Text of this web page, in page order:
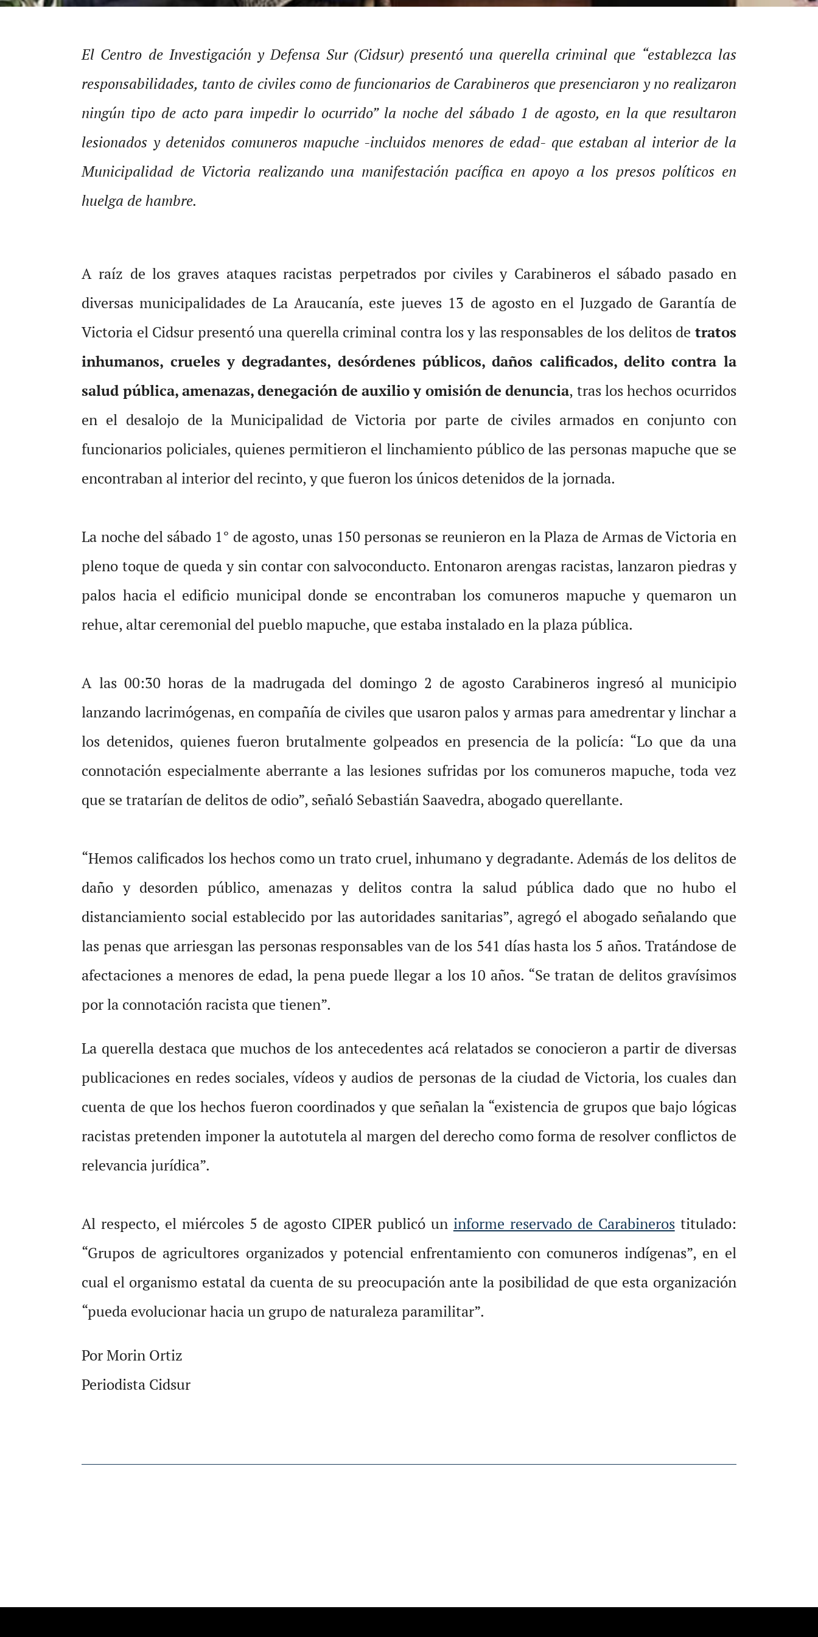
El Centro de Investigación y Defensa Sur (Cidsur) presentó una querella criminal que “establezca las
responsabilidades, tanto de civiles como de funcionarios de Carabineros que presenciaron y no realizaron
ningún tipo de acto para impedir lo ocurrido” la noche del sábado 1 de agosto, en la que resultaron
lesionados y detenidos comuneros mapuche -incluidos menores de edad- que estaban al interior de la
Municipalidad de Victoria realizando una manifestación pacífica en apoyo a los presos políticos en
huelga de hambre.
A raíz de los graves ataques racistas perpetrados por civiles y Carabineros el sábado pasado en
diversas municipalidades de La Araucanía, este jueves 13 de agosto en el Juzgado de Garantía de
Victoria el Cidsur presentó una querella criminal contra los y las responsables de los delitos de tratos
inhumanos, crueles y degradantes, desórdenes públicos, daños calificados, delito contra la
salud pública, amenazas, denegación de auxilio y omisión de denuncia, tras los hechos ocurridos
en el desalojo de la Municipalidad de Victoria por parte de civiles armados en conjunto con
funcionarios policiales, quienes permitieron el linchamiento público de las personas mapuche que se
encontraban al interior del recinto, y que fueron los únicos detenidos de la jornada.
La noche del sábado 1° de agosto, unas 150 personas se reunieron en la Plaza de Armas de Victoria en
pleno toque de queda y sin contar con salvoconducto. Entonaron arengas racistas, lanzaron piedras y
palos hacia el edificio municipal donde se encontraban los comuneros mapuche y quemaron un
rehue, altar ceremonial del pueblo mapuche, que estaba instalado en la plaza pública.
A las 00:30 horas de la madrugada del domingo 2 de agosto Carabineros ingresó al municipio
lanzando lacrimógenas, en compañía de civiles que usaron palos y armas para amedrentar y linchar a
los detenidos, quienes fueron brutalmente golpeados en presencia de la policía: “Lo que da una
connotación especialmente aberrante a las lesiones sufridas por los comuneros mapuche, toda vez
que se tratarían de delitos de odio”, señaló Sebastián Saavedra, abogado querellante.
“Hemos calificados los hechos como un trato cruel, inhumano y degradante. Además de los delitos de
daño y desorden público, amenazas y delitos contra la salud pública dado que no hubo el
distanciamiento social establecido por las autoridades sanitarias”, agregó el abogado señalando que
las penas que arriesgan las personas responsables van de los 541 días hasta los 5 años. Tratándose de
afectaciones a menores de edad, la pena puede llegar a los 10 años. “Se tratan de delitos gravísimos
por la connotación racista que tienen”.
La querella destaca que muchos de los antecedentes acá relatados se conocieron a partir de diversas
publicaciones en redes sociales, vídeos y audios de personas de la ciudad de Victoria, los cuales dan
cuenta de que los hechos fueron coordinados y que señalan la “existencia de grupos que bajo lógicas
racistas pretenden imponer la autotutela al margen del derecho como forma de resolver conflictos de
relevancia jurídica”.
Al respecto, el miércoles 5 de agosto CIPER publicó un informe reservado de Carabinerostitulado:
“Grupos de agricultores organizados y potencial enfrentamiento con comuneros indígenas”, en el
cual el organismo estatal da cuenta de su preocupación ante la posibilidad de que esta organización
“pueda evolucionar hacia un grupo de naturaleza paramilitar”.
Por Morin Ortiz
Periodista Cidsur